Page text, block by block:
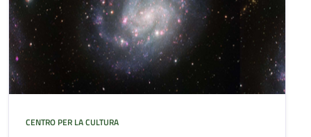
CENTRO PER LA CULTURA